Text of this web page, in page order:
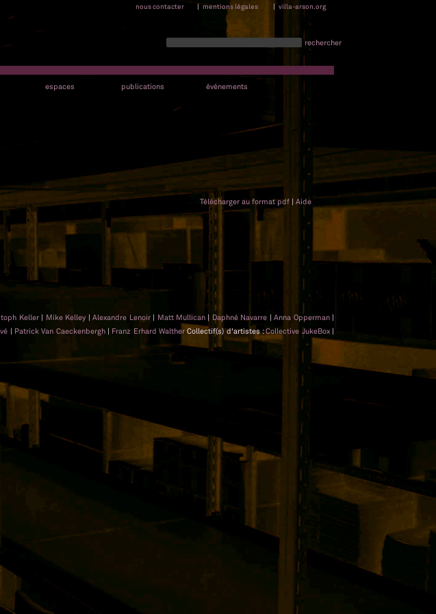
nous contacter | mentions légales | villa-arson.org
rechercher
espaces publications événements
Télécharger au format pdf | Aide
Keller | Mike Kelley |Alexandre Lenoir | Matt Mullican | Daphné Navarre |Anna Opperman |
| Patrick Van Caeckenbergh | Franz Erhard WaltherCollectif(s) d'artistes :Collective JukeBox |